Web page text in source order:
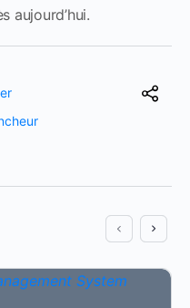
aujourd’hui.